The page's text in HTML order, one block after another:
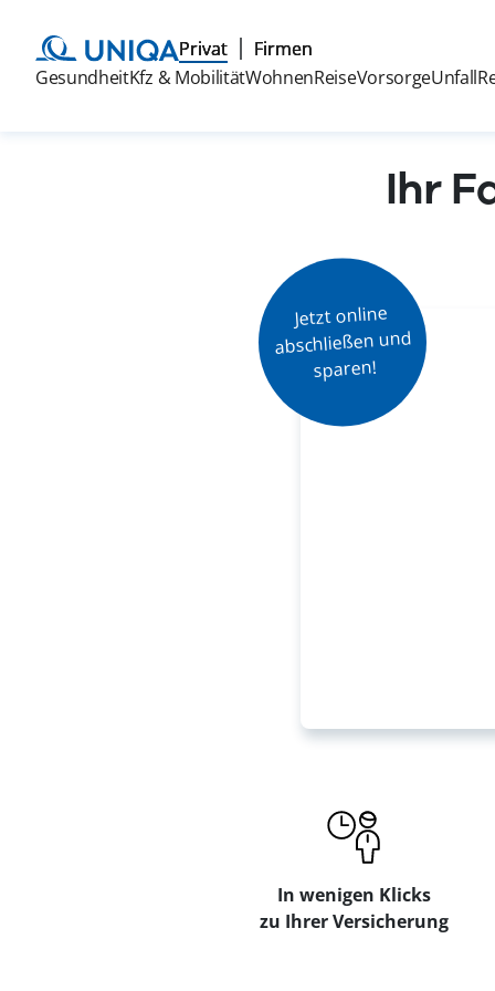
Privat Firmen
GesundheitKfz & MobilitätWohnenReiseVorsorgeUnfall
Ihr
Jetzt online
abschließen und
sparen!
In wenigen Klicks
zu Ihrer Versicherung